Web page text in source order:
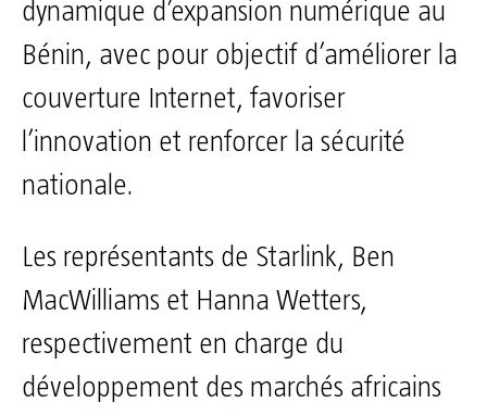
dynamique d’expansion numérique au
Bénin, avec pour objectif d’améliorer la
couverture Internet, favoriser
l’innovation et renforcer la sécurité
nationale.
Les représentants de Starlink, Ben
MacWilliams et Hanna Wetters,
respectivement en charge du
développement des marchés africains